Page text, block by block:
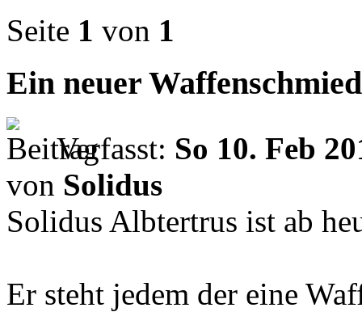
Seite 1 von 1
Ein neuer
Verfasst: So 10. Feb
von Solidus
Solidus Albtertrus ist ab
Er steht jedem der eine